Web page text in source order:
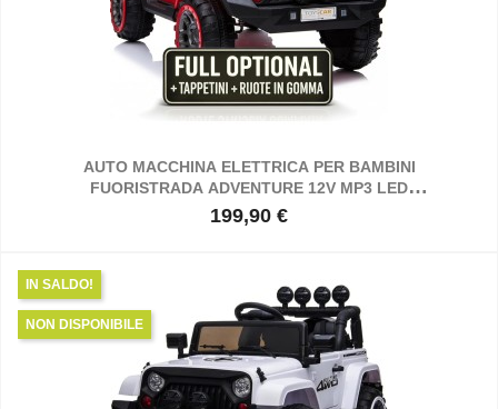
AUTO MACCHINA ELETTRICA PER BAMBINI
FUORISTRADA ADVENTURE 12V MP3 LED
TELECOMANDO FULL OPTIONAL SEDILI IN PELLE
RUOTE IN GOMMA
Prezzo
199,90 €
IN SALDO!
NON DISPONIBILE